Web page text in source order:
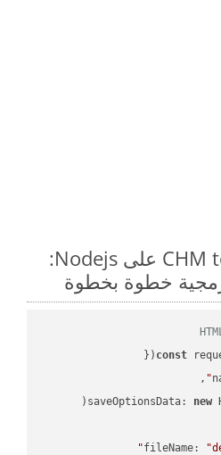
كيفية تحويل CHM to PDF على Nodejs:
خطوة بخطوة
const
saveOptionsData: new
fileName: